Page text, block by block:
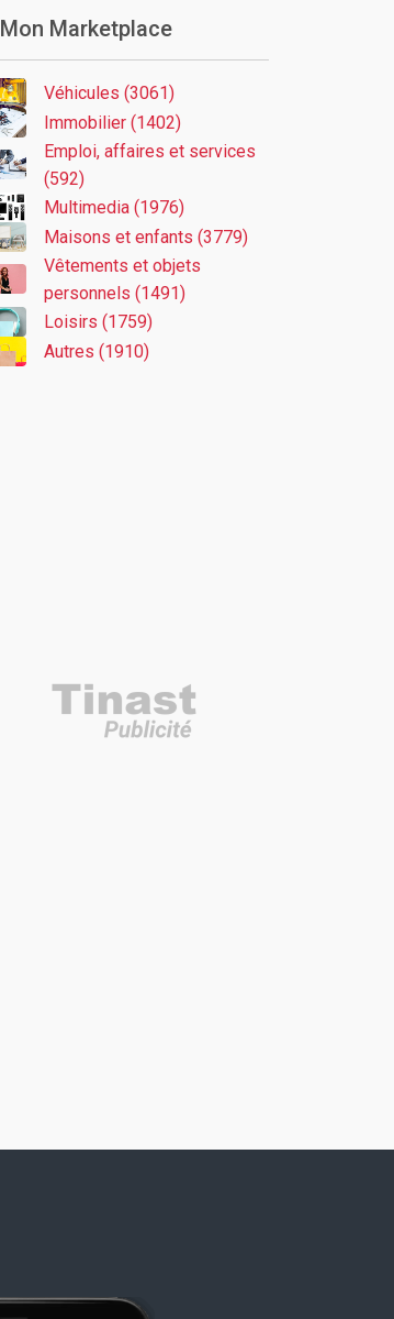
Mon Marketplace
Véhicules (3061)
Immobilier (1402)
Emploi, affaires et services
(592)
Multimedia (1976)
Maisons et enfants (3779)
Vêtements et objets
personnels (1491)
Loisirs (1759)
Autres (1910)